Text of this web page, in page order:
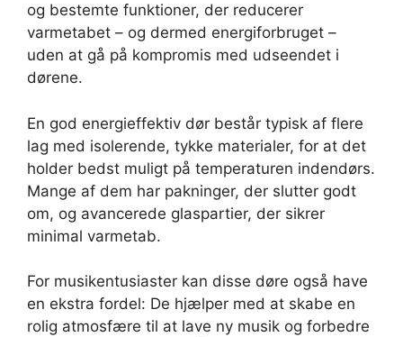
og bestemte funktioner, der reducerer
varmetabet – og dermed energiforbruget –
uden at gå på kompromis med udseendet i
dørene.
En god energieffektiv dør består typisk af flere
lag med isolerende, tykke materialer, for at det
holder bedst muligt på temperaturen indendørs.
Mange af dem har pakninger, der slutter godt
om, og avancerede glaspartier, der sikrer
minimal varmetab.
For musikentusiaster kan disse døre også have
en ekstra fordel: De hjælper med at skabe en
rolig atmosfære til at lave ny musik og forbedre